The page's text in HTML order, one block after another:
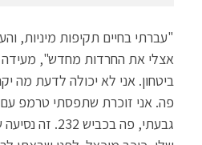
"עברתי בחיים תקיפות מיניות,
אצלי את החרדות מחדש", מעידה
ביטחון. אני לא יכולה לדעת מה
פה. אני זוכרת שתפסתי טרמפ עם
גבעתי, פה